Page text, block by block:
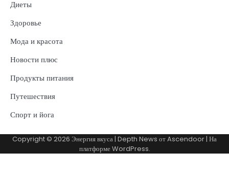
Диеты
Здоровье
Мода и красота
Новости плюс
Продукты питания
Путешествия
Спорт и йога
Copyright © 2026 Энергия вкуса| Depth News отAscendoor| На
платформеWordPress.